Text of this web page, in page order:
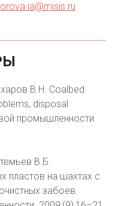
В.Н. Coalbed
disposal
промышленности.
В.Б.
пластов на шахтах с
забоев.